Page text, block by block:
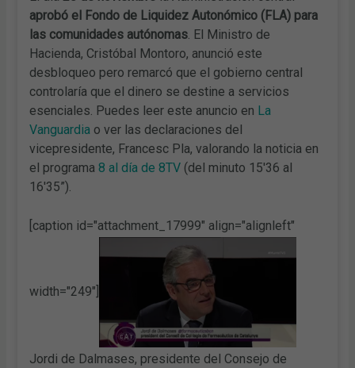
aprobó el Fondo de Liquidez Autonómico (FLA) para
las comunidades autónomas . El Ministro de
Hacienda, Cristóbal Montoro, anunció este
desbloqueo pero remarcó que el gobierno central
controlaría que el dinero se destine a servicios
esenciales. Puedes leer este anuncio en La
Vanguardia o ver las declaraciones del
vicepresidente, Francesc Pla, valorando la noticia en
el programa8 al día de 8TV (del minuto 15'36 al
16'35”).
[caption id="attachment_17999" align="alignleft"
width="249"]
Jordi de Dalmases, presidente del Consejo de